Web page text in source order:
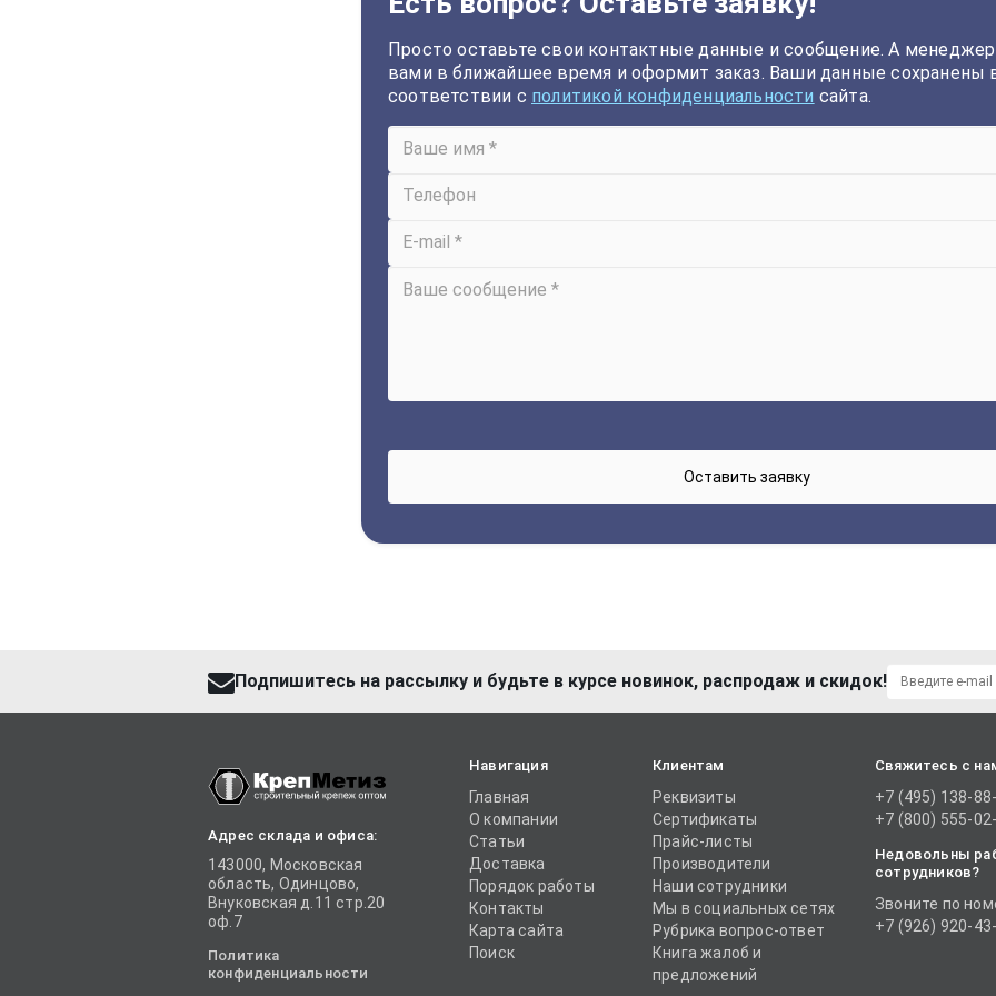
Просто оставьте свои контактные данные и сообщение. А
вами в ближайшее время и оформит заказ. Ваши данные сохранены
соответствии с политикой конфиденциальности сайта.
Подпишитесь на рассылку и будьте в курсе новинок, распродаж и скидок!
Адрес склада и офиса:
143000, Московская
область, Одинцово,
Внуковская д.11 стр.20
оф.7
Политика
конфиденциальности
Навигация
Главная
О компании
Статьи
Доставка
Порядок работы
Контакты
Карта сайта
Поиск
Клиентам
Реквизиты
Сертификаты
Прайс-листы
Производители
Наши сотрудники
Мы в социальных сетях
Рубрика вопрос-ответ
Книга жалоб и
предложений
Свяжитесь с
+7 (495) 138-
+7 (800) 555-
Недовольны
сотрудников?
Звоните по
+7 (926) 920-